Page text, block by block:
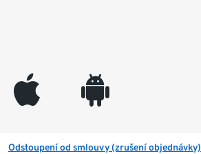
appleinc android
Odstoupení od smlouvy (zrušení objednávky)